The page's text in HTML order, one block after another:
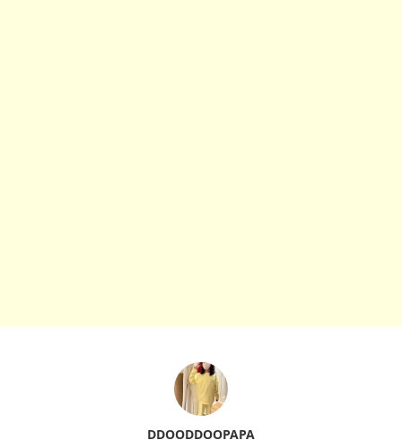
DDOODDOOPAPA